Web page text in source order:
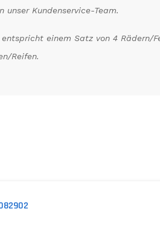
unser Kundenservice-Team.
einem Satz von 4 Rädern/
Reifen.